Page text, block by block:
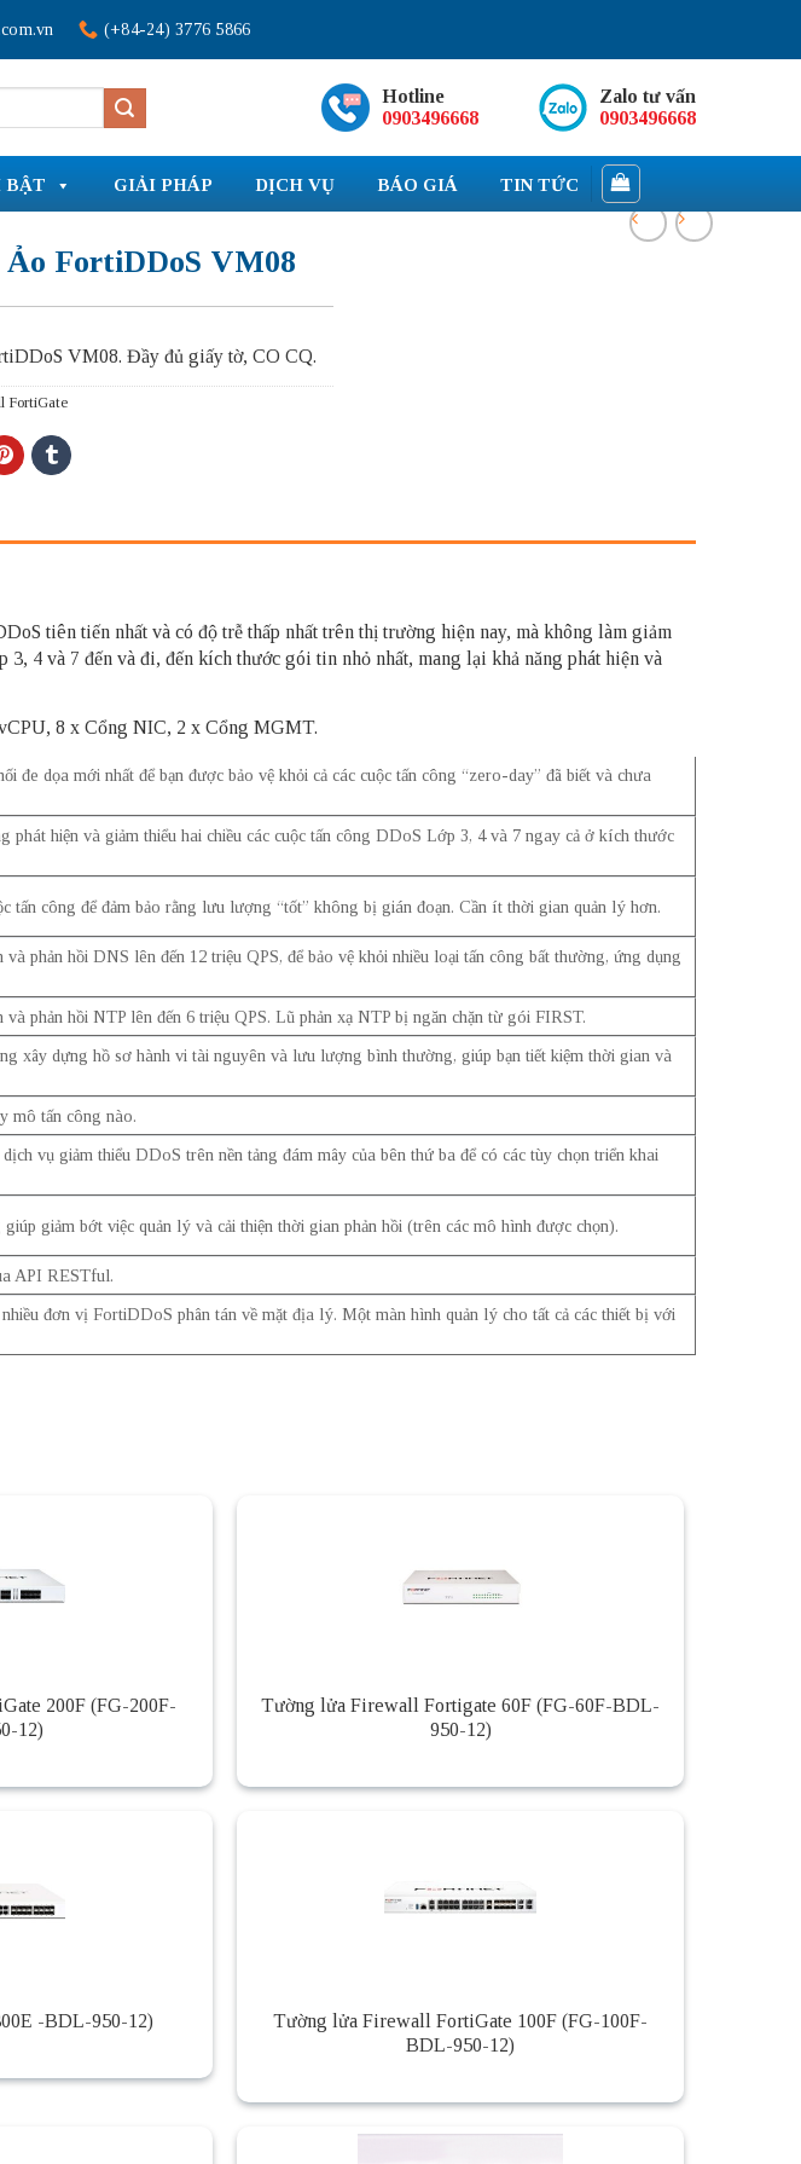
(+84-24) 3776 5866
Hotline
0903496668
Zalo tư vấn
0903496668
BẬT GIẢI PHÁP DỊCH VỤ BÁO GIÁ TIN TỨC
FortiDDoS VM08
VM08. Đầy đủ giấy tờ, CO CQ.
FortiGate
tiên tiến nhất và có độ trễ thấp nhất trên thị trường hiện nay, mà không làm giảm
4 và 7 đến và đi, đến kích thước gói tin nhỏ nhất, mang lại khả năng phát hiện và
8 x Cổng NIC, 2 x Cổng MGMT.
dọa mới nhất để bạn được bảo vệ khỏi cả các cuộc tấn công “zero-day” đã biết và chưa
phát hiện và giảm thiểu hai chiều các cuộc tấn công DDoS Lớp 3, 4 và 7 ngay cả ở kích thước
tấn công để đảm bảo rằng lưu lượng “tốt” không bị gián đoạn. Cần ít thời gian quản lý hơn.
phản hồi DNS lên đến 12 triệu QPS, để bảo vệ khỏi nhiều loại tấn công bất thường, ứng dụng
phản hồi NTP lên đến 6 triệu QPS. Lũ phản xạ NTP bị ngăn chặn từ gói FIRST.
xây dựng hồ sơ hành vi tài nguyên và lưu lượng bình thường, giúp bạn tiết kiệm thời gian và
mô tấn công nào.
vụ giảm thiểu DDoS trên nền tảng đám mây của bên thứ ba để có các tùy chọn triển khai
giảm bớt việc quản lý và cải thiện thời gian phản hồi (trên các mô hình được chọn).
API RESTful.
đơn vị FortiDDoS phân tán về mặt địa lý. Một màn hình quản lý cho tất cả các thiết bị với
200F (FG-200F-
12)
Tường lửa Firewall Fortigate 60F (FG-60F-BDL-
950-12)
-BDL-950-12)
Tường lửa Firewall FortiGate 100F (FG-100F-
BDL-950-12)